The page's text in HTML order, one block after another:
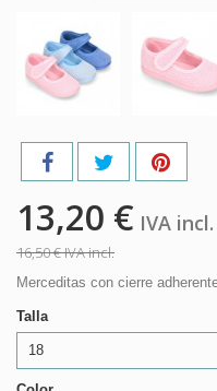
13,20 € IVA incl.
16,50 €IVA incl.
Merceditas con cierre
Talla
18